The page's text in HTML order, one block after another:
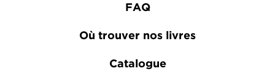
FAQ
Où trouver nos livres
Catalogue